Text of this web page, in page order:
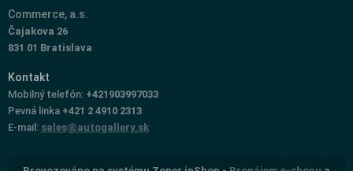
Commerce, a.s.
Čajakova 26
831 01 Bratislava
Kontakt
Mobilný telefón: +421903997033
Pevná linka +421 2 4910 2313
E-mail: sales@autogallery.sk